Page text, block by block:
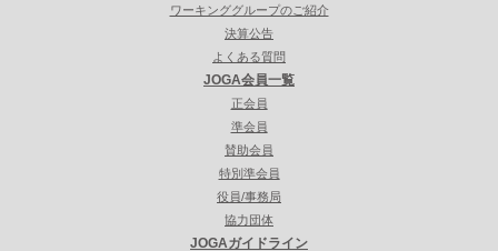
ワーキンググループのご紹介
決算公告
よくある質問
JOGA会員一覧
正会員
準会員
賛助会員
特別準会員
役員/事務局
協力団体
JOGAガイドライン